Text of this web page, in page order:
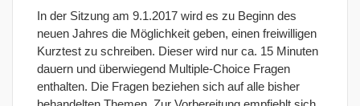
In der Sitzung am 9.1.2017 wird es zu Beginn des
neuen Jahres die Möglichkeit geben, einen freiwilligen
Kurztest zu schreiben. Dieser wird nur ca. 15 Minuten
dauern und überwiegend Multiple-Choice Fragen
enthalten. Die Fragen beziehen sich auf alle bisher